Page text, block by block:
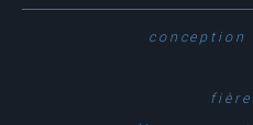
conception